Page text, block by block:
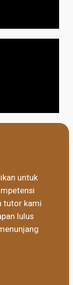
untuk
tutor kami
lulus